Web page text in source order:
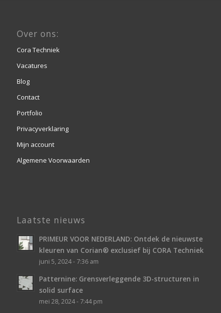
Over ons:
Cora Techniek
Vacatures
Blog
Contact
Portfolio
Privacyverklaring
Mijn account
Algemene Voorwaarden
Laatste nieuws
PRIMEUR VOOR NEDERLAND: Ontdek de nieuwste
kleuren van Corian® exclusief bij CORA Techniek
juni 5, 2024 - 7:36 am
Patternine: Grensverleggende 3D-structuren in
solid surface
mei 28, 2024 - 7:44 pm